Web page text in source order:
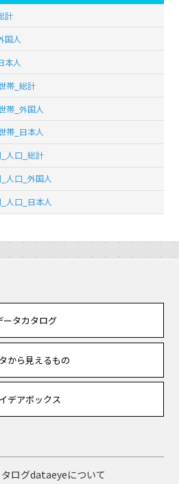
計
国人
本人
帯_総計
帯_外国人
帯_日本人
人口_総計
人口_外国人
人口_日本人
ータカタログ
から見えるもの
デアボックス
ログdataeyeについて